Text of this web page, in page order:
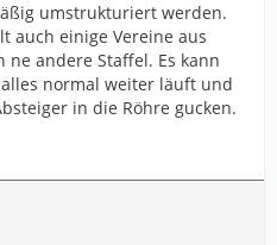
umstrukturiert werden.
auch einige Vereine aus
andere Staffel. Es kann
normal weiter läuft und
in die Röhre gucken.